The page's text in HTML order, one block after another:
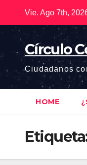
Vie. Ago 7th,
Círculo
Ciudadanos
HOME